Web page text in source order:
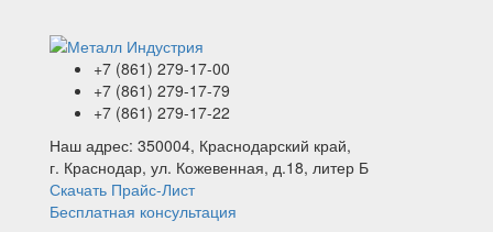
+7 (861) 279-17-00
+7 (861) 279-17-79
+7 (861) 279-17-22
Наш адрес: 350004, Краснодарский край,
г. Краснодар, ул. Кожевенная, д.18, литер Б
Скачать Прайс-Лист
Бесплатная консультация